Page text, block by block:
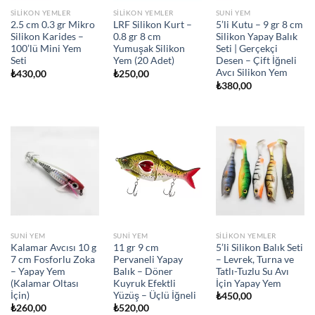
SILIKON YEMLER
2.5 cm 0.3 gr Mikro
Silikon Karides –
100’lü Mini Yem
Seti
₺430,00
SILIKON YEMLER
LRF Silikon Kurt –
0.8 gr 8 cm
Yumuşak Silikon
Yem (20 Adet)
₺250,00
SUNI YEM
5’li Kutu – 9 gr 8 cm
Silikon Yapay Balık
Seti | Gerçekçi
Desen – Çift İğneli
Avcı Silikon Yem
₺380,00
SUNI YEM
Kalamar Avcısı 10 g
7 cm Fosforlu Zoka
– Yapay Yem
(Kalamar Oltası
İçin)
₺260,00
SUNI YEM
11 gr 9 cm
Pervaneli Yapay
Balık – Döner
Kuyruk Efektli
Yüzüş – Üçlü İğneli
₺520,00
SILIKON YEMLER
5’li Silikon Balık Seti
– Levrek, Turna ve
Tatlı-Tuzlu Su Avı
İçin Yapay Yem
₺450,00